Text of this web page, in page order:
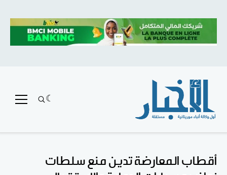
أقطاب المعارضة تدين منع سلطات